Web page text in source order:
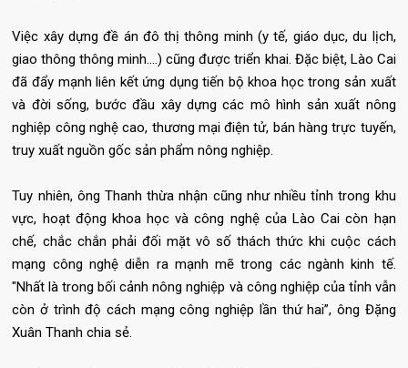
Việc xây dựng đề án đô thị thông minh (y tế, giáo dục, du lịch,
giao thông thông minh….) cũng được triển khai. Đặc biệt, Lào Cai
đã đẩy mạnh liên kết ứng dụng tiến bộ khoa học trong sản xuất
và đời sống, bước đầu xây dựng các mô hình sản xuất nông
nghiệp công nghệ cao, thương mại điện tử, bán hàng trực tuyến,
truy xuất nguồn gốc sản phẩm nông nghiệp.
Tuy nhiên, ông Thanh thừa nhận cũng như nhiều tỉnh trong khu
vực, hoạt động khoa học và công nghệ của Lào Cai còn hạn
chế, chắc chắn phải đối mặt vô số thách thức khi cuộc cách
mạng công nghệ diễn ra mạnh mẽ trong các ngành kinh tế.
"Nhất là trong bối cảnh nông nghiệp và công nghiệp của tỉnh vẫn
còn ở trình độ cách mạng công nghiệp lần thứ hai”, ông Đặng
Xuân Thanh chia sẻ.